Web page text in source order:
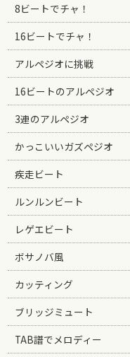
8ビートでチャ！
16ビートでチャ！
アルペジオに挑戦
16ビートのアルペジオ
3連のアルペジオ
かっこいいガズペジオ
疾走ビート
ルンルンビート
レゲエビート
ボサノバ風
カッティング
ブリッジミュート
TAB譜でメロディー